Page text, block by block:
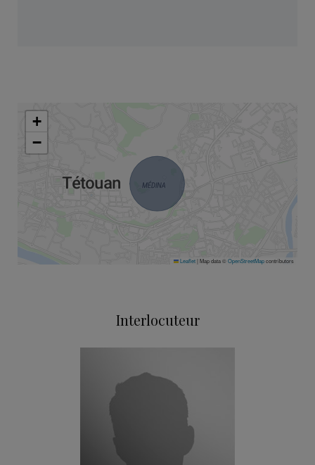
+
−
Leaflet|Map data ©OpenStreetMapcontributors
Interlocuteur